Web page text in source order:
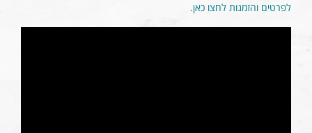
לפרטים והזמנות לחצו כאן.